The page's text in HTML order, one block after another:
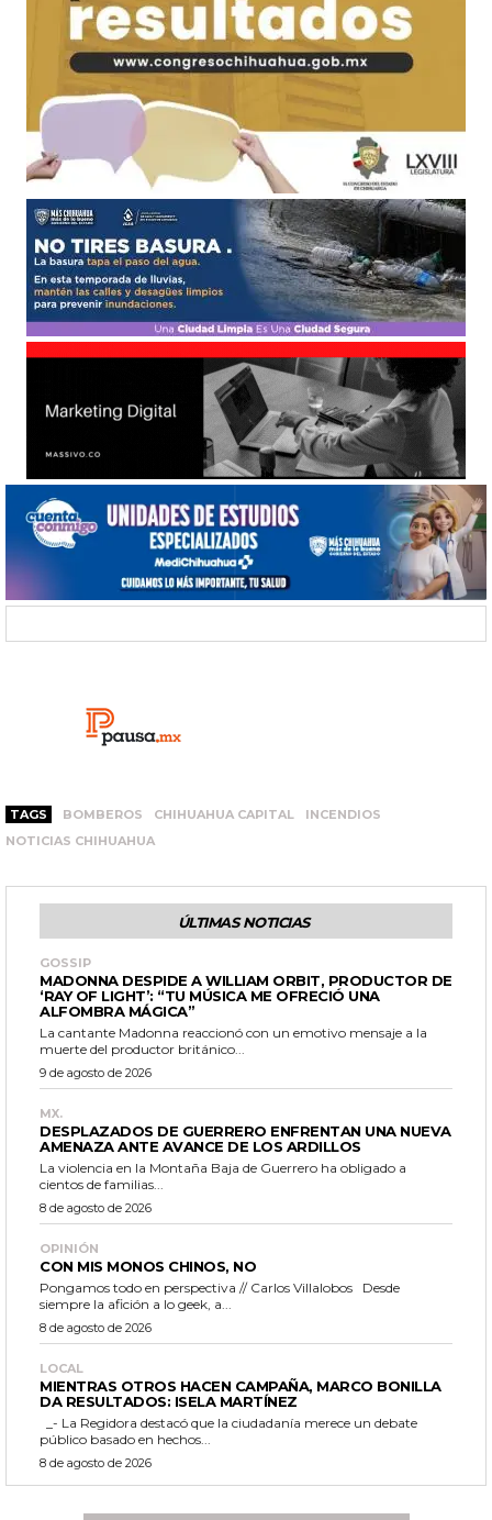
TAGS BOMBEROS CHIHUAHUA CAPITAL
INCENDIOS
NOTICIAS CHIHUAHUA
ÚLTIMAS NOTICIAS
GOSSIP
MADONNA DESPIDE A WILLIAM ORBIT, PRODUCTOR DE
‘RAY OF LIGHT’: “TU MÚSICA ME OFRECIÓ UNA
ALFOMBRA MÁGICA”
La cantante Madonna reaccionó con un emotivo mensaje a la
muerte del productor británico...
9 de agosto de 2026
MX.
DESPLAZADOS DE GUERRERO ENFRENTAN UNA NUEVA
AMENAZA ANTE AVANCE DE LOS ARDILLOS
La violencia en la Montaña Baja de Guerrero ha obligado a
cientos de familias...
8 de agosto de 2026
OPINIÓN
CON MIS MONOS CHINOS, NO
Pongamos todo en perspectiva // Carlos Villalobos Desde
siempre la afición a lo geek, a...
8 de agosto de 2026
LOCAL
MIENTRAS OTROS HACEN CAMPAÑA, MARCO BONILLA
DA RESULTADOS: ISELA MARTÍNEZ
público basado en hechos...
8 de agosto de 2026